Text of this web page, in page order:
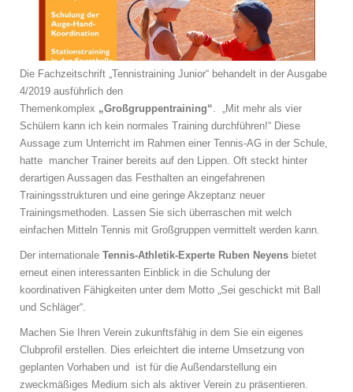
Die Fachzeitschrift „Tennistraining Junior“ behandelt in der Ausgabe
4/2019 ausführlich den
Themenkomplex „Großgruppentraining“. „Mit mehr als vier
Schülern kann ich kein normales Training durchführen!“ Diese
Aussage zum Unterricht im Rahmen einer Tennis-AG in der Schule,
hatte mancher Trainer bereits auf den Lippen. Oft steckt hinter
derartigen Aussagen das Festhalten an eingefahrenen
Trainingsstrukturen und eine geringe Akzeptanz neuer
Trainingsmethoden. Lassen Sie sich überraschen mit welch
einfachen Mitteln Tennis mit Großgruppen vermittelt werden kann.
Der internationale Tennis-Athletik-Experte Ruben Neyensbietet
erneut einen interessanten Einblick in die Schulung der
koordinativen Fähigkeiten unter dem Motto „Sei geschickt mit Ball
und Schläger“.
Machen Sie Ihren Verein zukunftsfähig in dem Sie ein eigenes
Clubprofil erstellen. Dies erleichtert die interne Umsetzung von
geplanten Vorhaben und ist für die Außendarstellung ein
zweckmäßiges Medium sich als aktiver Verein zu präsentieren.